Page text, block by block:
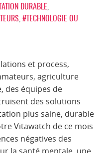
DURABLE
#TECHNOLOGIE OU
et process,
agriculture
des équipes de
des solutions
plus saine, durable
Vitawatch de ce mois
négatives des